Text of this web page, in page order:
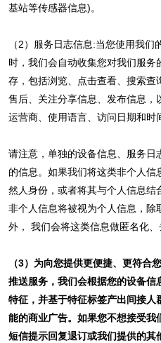
基站等传感器信息)。
（2）服务日志信息:当您使用我
时，我们会自动收集您对我们服
存，包括浏览、点击查看、搜索查
售后、关注分享信息、发布信息
运营商、使用语言、访问日期和时
请注意，单独的设备信息、服务
的信息。如果我们将这类非个人信
然人身份，或者将其与个人信息
非个人信息将被视为个人信息，除
外， 我们会将这类信息做匿名化、
（3）为向您提供更便捷、更符合
推送服务，我们会根据您的设备
特征，并基于特征标签产出间接
能的商业广告。如果您不想接受
短信提示回复退订或我们提供的其